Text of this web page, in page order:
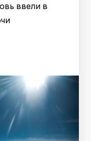
ввели в